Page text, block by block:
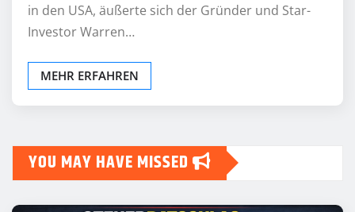
in den USA, äußerte sich der Gründer und Star-
Investor Warren…
MEHR ERFAHREN
YOU MAY HAVE MISSED